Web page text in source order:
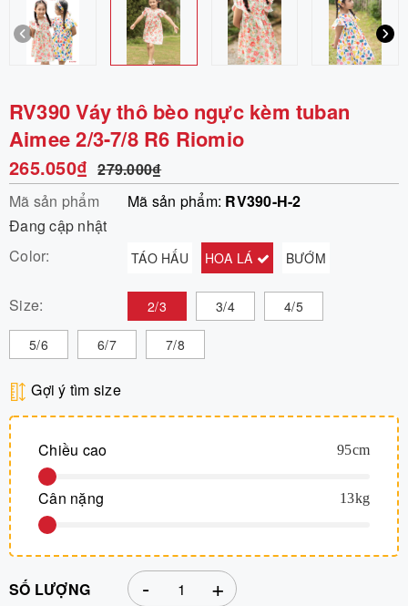
RV390 Váy thô bèo ngực kèm tuban
Aimee 2/3-7/8 R6 Riomio
265.050₫ 279.000₫
Mã sản phẩm
Mã sản phẩm: RV390-H-2
Đang cập nhật
Color:
TÁO HẤU HOA LÁ BƯỚM
Size: 2/3 3/4 4/5
5/6 6/7 7/8
Gợi ý tìm size
Chiều cao 95cm
Cân nặng 13kg
SỐ LƯỢNG +
-